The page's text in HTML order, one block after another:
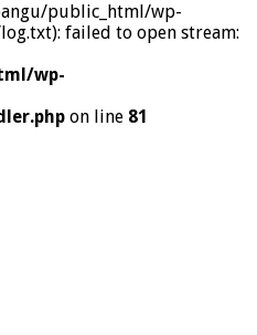
public_html/wp-
failed to open stream:
wp-
on line 81